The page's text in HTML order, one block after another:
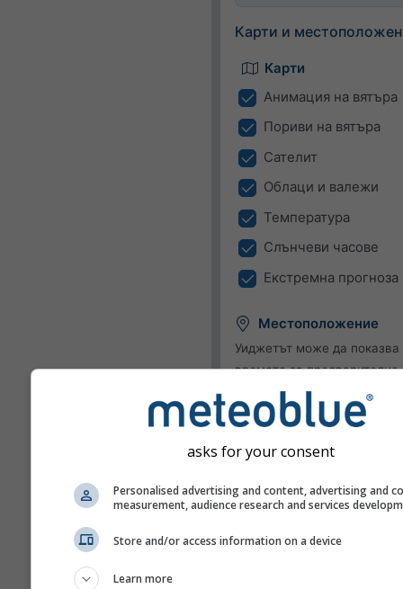
Карти и
Карти
Анимация на вятъра
Пориви на вятъра
Сателит
Облаци и валежи
Температура
Слънчеви часове
Екстремна прогноза
Местоположение
Уиджетът може да показва
времето за предварително
зададено място или да
открие местоположението
Използвайте
Открийте
потребителя
asks for your consent
Personalised advertising and content, advertising and
measurement, audience research and services
Store and/or access information on a device
Learn more